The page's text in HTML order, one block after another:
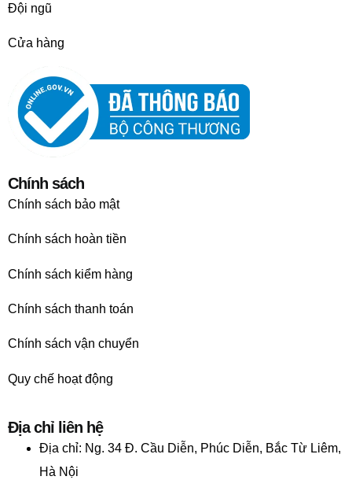
Đội ngũ
Cửa hàng
Chính sách
Chính sách bảo mật
Chính sách hoàn tiền
Chính sách kiểm hàng
Chính sách thanh toán
Chính sách vận chuyển
Quy chế hoạt động
Địa chỉ liên hệ
Địa chỉ: Ng. 34 Đ. Cầu Diễn, Phúc Diễn, Bắc Từ Liêm,
Hà Nội